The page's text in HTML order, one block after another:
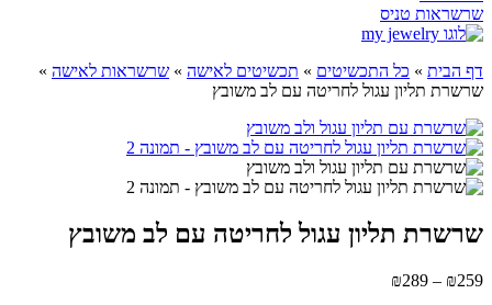
שרשראות טניס
דף הבית » כל התכשיטים » תכשיטים לאישה » שרשראות לאישה »
שרשרת תליון עגול לחריטה עם לב משובץ
שרשרת תליון עגול לחריטה עם לב משובץ
₪259
–
₪289